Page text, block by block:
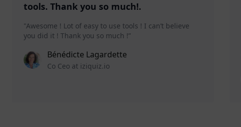
tools. Thank you so much!.
"Awesome ! Lot of easy to use tools ! I can’t believe
you did it ! Thank you so much !”
Bénédicte Lagardette
Co Ceo at iziquiz.io